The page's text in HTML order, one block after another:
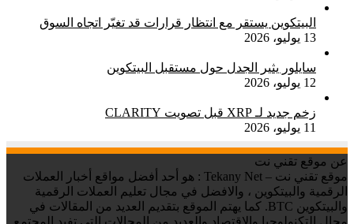
البيتكوين يستقر مع انتظار قرارات قد تغيّر اتجاه السوق
13 يوليو، 2026
سايلور يثير الجدل حول مستقبل البيتكوين
12 يوليو، 2026
زخم جديد لـ XRP قبل تصويت CLARITY
11 يوليو، 2026
عن موقع تقني نت
موقع تقني نت – Tekany Net : هو أحد أفضل مواقع أخبار العملات
الرقمية والبيتكوين ، والافضل في مجال تعليم العملات الرقمية
والبيتكوين BTC. كما يهتم الموقع بتقديم العديد من المقالات في
مجال التكنولوجيا والاقتصاد والعديد من المجالات التي تفيد المجتمع